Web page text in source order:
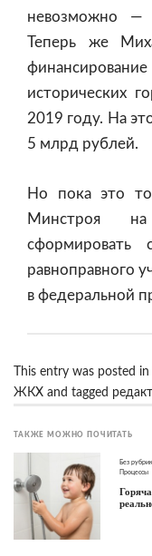
невозможно —
Теперь же
исторических
2019 году. На
5 млрд рублей.
Но пока это
Минстроя
сформировать
равноправного
в федеральной
This entry was posted in
ЖКХ and tagged
ТАКЖЕ МОЖНО ПОЧИТАТЬ
Без
Процессы